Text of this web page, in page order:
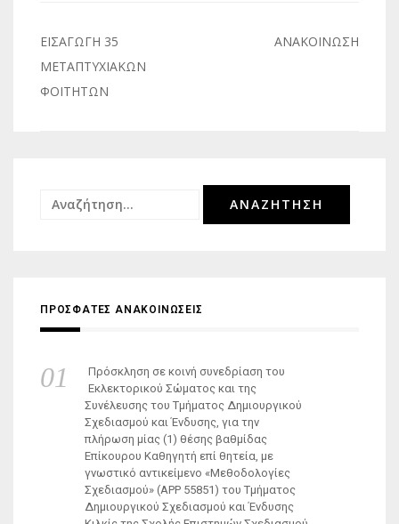
Πλοήγηση
άρθρων
ΕΙΣΑΓΩΓΗ 35
ΜΕΤΑΠΤΥΧΙΑΚΩΝ
ΦΟΙΤΗΤΩΝ
ΑΝΑΚΟΙΝΩΣΗ
Αναζήτηση
ΠΡΟΣΦΑΤΕΣ ΑΝΑΚΟΙΝΩΣΕΙΣ
Πρόσκληση σε κοινή συνεδρίαση του
Εκλεκτορικού Σώματος και της
Συνέλευσης του Τμήματος Δημιουργικού
Σχεδιασμού και Ένδυσης, για την
πλήρωση μίας (1) θέσης βαθμίδας
Επίκουρου Καθηγητή επί θητεία, με
γνωστικό αντικείμενο «Μεθοδολογίες
Σχεδιασμού» (ΑΡΡ 55851) του Τμήματος
Δημιουργικού Σχεδιασμού και Ένδυσης